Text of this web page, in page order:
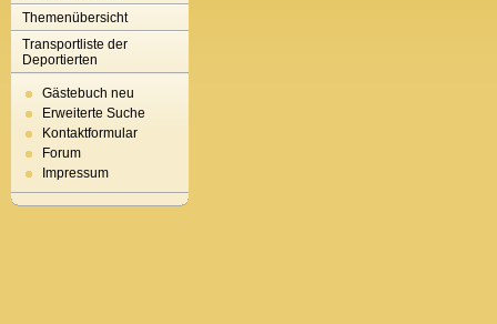
Themenübersicht
Transportliste der
Deportierten
Gästebuch neu
Erweiterte Suche
Kontaktformular
Forum
Impressum